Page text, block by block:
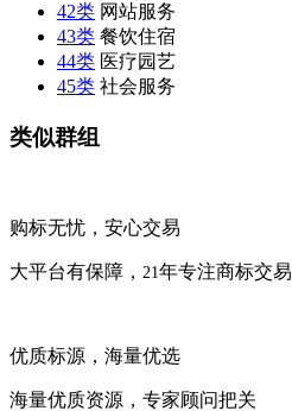
42类 网站服务
43类 餐饮住宿
44类 医疗园艺
45类 社会服务
类似群组
购标无忧，安心交易
大平台有保障， 21年专注商标交易
优质标源，海量优选
海量优质资源，专家顾问把关